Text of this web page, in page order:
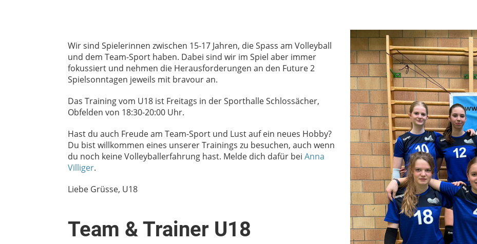
Wir sind Spielerinnen zwischen 15-17 Jahren, die Spass am Volleyball
und dem Team-Sport haben. Dabei sind wir im Spiel aber immer
fokussiert und nehmen die Herausforderungen an den Future 2
Spielsonntagen jeweils mit bravour an.
Das Training vom U18 ist Freitags in der Sporthalle Schlossächer,
Obfelden von 18:30-20:00 Uhr.
Hast du auch Freude am Team-Sport und Lust auf ein neues Hobby?
Du bist willkommen eines unserer Trainings zu besuchen, auch wenn
du noch keine Volleyballerfahrung hast. Melde dich dafür bei Anna
Villiger.
Liebe Grüsse, U18
Team & Trainer U18